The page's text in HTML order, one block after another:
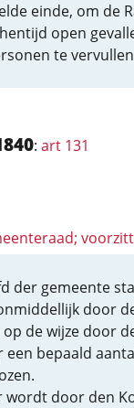
einde, om de
open
te
: art 131
der gemeente
door
de wijze door
een bepaald
wordt door den